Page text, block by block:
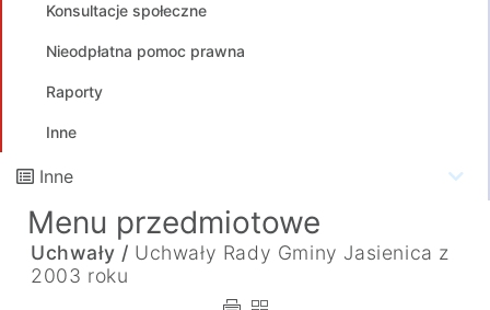
Konsultacje społeczne
Nieodpłatna pomoc prawna
Raporty
Inne
Inne
Menu przedmiotowe
Uchwały / Uchwały Rady Gminy Jasienica z
2003 roku